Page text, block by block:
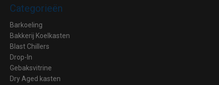
Categorieën
Barkoeling
Bakkerij Koelkasten
Blast Chillers
Drop-In
Gebaksvitrine
Dry Aged kasten